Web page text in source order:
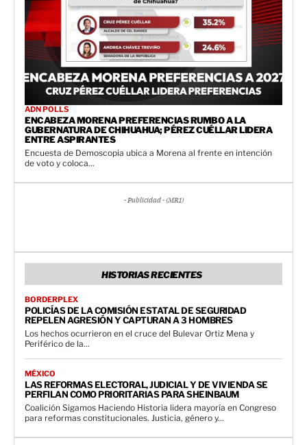
ADN POLLS
ENCABEZA MORENA PREFERENCIAS RUMBO A LA
GUBERNATURA DE CHIHUAHUA; PÉREZ CUÉLLAR LIDERA
ENTRE ASPIRANTES
Encuesta de Demoscopia ubica a Morena al frente en intención
de voto y coloca...
- Publicidad - (MR1)
HISTORIAS RECIENTES
BORDERPLEX
POLICÍAS DE LA COMISIÓN ESTATAL DE SEGURIDAD
REPELEN AGRESIÓN Y CAPTURAN A 3 HOMBRES
Los hechos ocurrieron en el cruce del Bulevar Ortiz Mena y
Periférico de la...
MÉXICO
LAS REFORMAS ELECTORAL, JUDICIAL Y DE VIVIENDA SE
PERFILAN COMO PRIORITARIAS PARA SHEINBAUM
Coalición Sigamos Haciendo Historia lidera mayoría en Congreso
para reformas constitucionales. Justicia, género y...